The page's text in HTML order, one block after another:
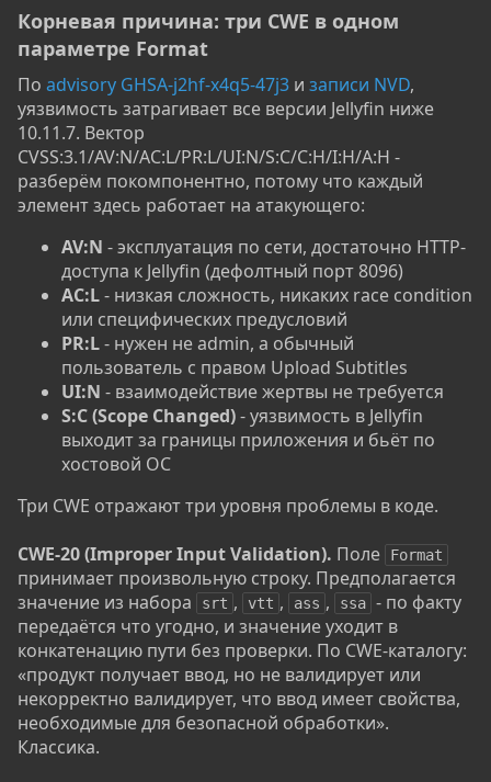
Корневая причина: три CWE в одном
параметре Format​
По advisory GHSA-j2hf-x4q5-47j3 и записи NVD,
уязвимость затрагивает все версии Jellyfin ниже
10.11.7. Вектор
CVSS:3.1/AV:N/AC:L/PR:L/UI:N/S:C/C:H/I:H/A:H -
разберём покомпонентно, потому что каждый
элемент здесь работает на атакующего:
AV:N - эксплуатация по сети, достаточно HTTP-
доступа к Jellyfin (дефолтный порт 8096)
AC:L- низкая сложность, никаких race condition
или специфических предусловий
PR:L- нужен не admin, а обычный
пользователь с правом Upload Subtitles
UI:N - взаимодействие жертвы не требуется
S:C (Scope Changed)- уязвимость в Jellyfin
выходит за границы приложения и бьёт по
хостовой ОС
Три CWE отражают три уровня проблемы в коде.
CWE-20 (Improper Input Validation). Поле Format
принимает произвольную строку. Предполагается
значение из набора
srt , vtt , ass , ssa - по факту
передаётся что угодно, и значение уходит в
конкатенацию пути без проверки. По CWE-каталогу:
«продукт получает ввод, но не валидирует или
некорректно валидирует, что ввод имеет свойства,
необходимые для безопасной обработки».
Классика.